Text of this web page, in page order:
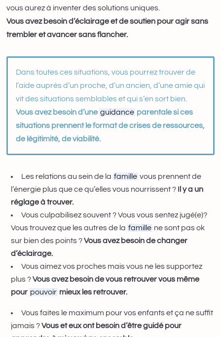
vous aurez à inventer des solutions uniques.
Vous avez besoin d’éclairage et de soutien pour agir sans
trembler et avancer sans flancher.
Dans toutes ces situations, vous pourrez trouver de
l’aide auprès d’un proche, d’un ancien, d’une amie qui
vit des situations semblables et qui s’en sort bien.
Vous avez besoin d’une guidance parentale si ces
situations prennent le format de crises de ressources,
de légitimité, de viabilité.
Les relations au sein de la famille vous prennent de
l’énergie plus que ce qu’elles vous nourrissent ? Il y a un
réglage à trouver.
Vous culpabilisez souvent ? Vous vous sentez jugé(e)?
Vous trouvez que les autres de la famille ne sont pas ok
sur bien des points ?Vous avez besoin de changer
d’éclairage.
Vous aimez vos proches mais vous ne les supportez
plus ?Vous avez besoin de vous retrouver vous même
pour pouvoir mieux les retrouver.
Vous faites le maximum pour vos enfants et ça ne suffit
jamais ?Vous et eux ont besoin d’être guidé pour